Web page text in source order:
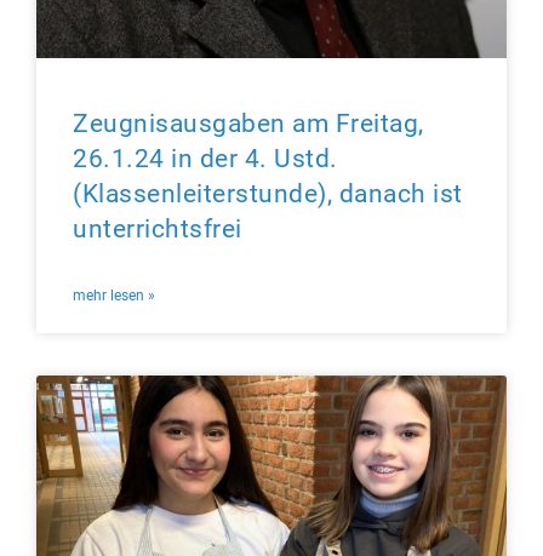
Zeugnisausgaben am Freitag,
26.1.24 in der 4. Ustd.
(Klassenleiterstunde), danach ist
unterrichtsfrei
mehr lesen »